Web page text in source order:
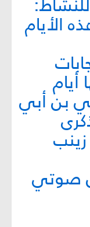
الأيام
أيام
بن أبي
صوتي